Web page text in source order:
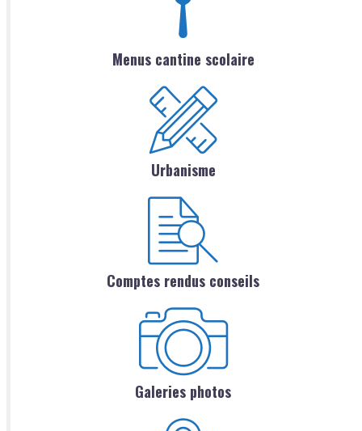
Menus cantine scolaire
Urbanisme
Comptes rendus conseils
Galeries photos